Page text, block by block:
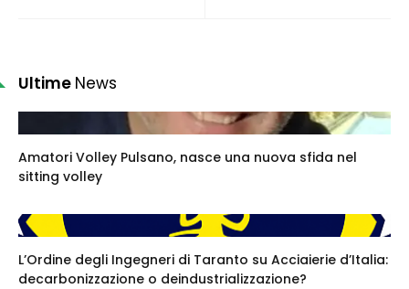
Ultime News
Amatori Volley Pulsano, nasce una nuova sfida nel
sitting volley
L’Ordine degli Ingegneri di Taranto su Acciaierie d’Italia:
decarbonizzazione o deindustrializzazione?